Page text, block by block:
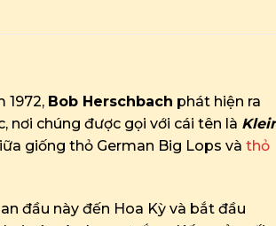
1972, Bob Herschbach phát hiện ra
nơi chúng được gọi với cái tên là
giống thỏ German Big Lops vàthỏ
đầu này đến Hoa Kỳ và bắt đầu